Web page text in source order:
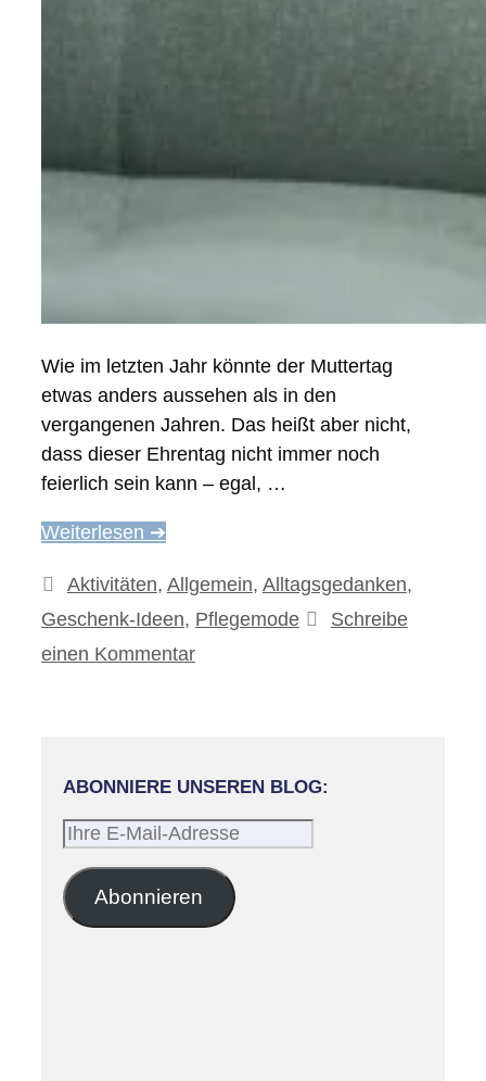
Wie im letzten Jahr könnte der Muttertag
etwas anders aussehen als in den
vergangenen Jahren. Das heißt aber nicht,
dass dieser Ehrentag nicht immer noch
feierlich sein kann – egal, …
Weiterlesen ➔
Kategorien
Aktivitäten, Allgemein, Alltagsgedanken,
Geschenk-Ideen, Pflegemode
Schreibe
einen Kommentar
ABONNIERE UNSEREN BLOG:
Ihre
Mail-
Adresse
Abonnieren